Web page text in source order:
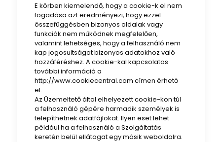
E körben kiemelendő, hogy a cookie-k el nem
fogadása azt eredményezi, hogy ezzel
összefüggésben bizonyos oldalak vagy
funkciók nem működnek megfelelően,
valamint lehetséges, hogy a felhasználó nem
kap jogosultságot bizonyos adatokhoz való
hozzáféréshez. A cookie-kal kapcsolatos
további információ a
http://www.cookiecentral.com címen érhető
el.
Az Üzemeltető által elhelyezett cookie-kon túl
a felhasználó gépére harmadik személyek is
telepíthetnek adatfájlokat. Ilyen eset lehet
például ha a felhasználó a Szolgáltatás
keretén belül ellátogat egy másik weboldalra.